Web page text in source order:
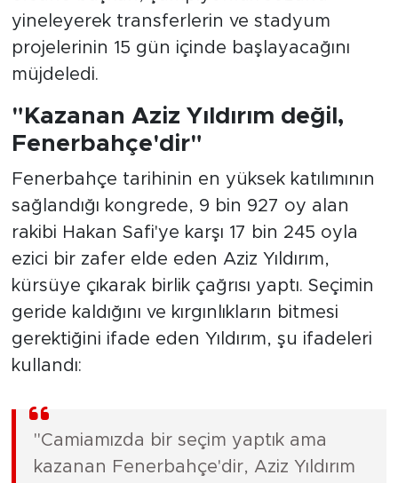
yineleyerek transferlerin ve stadyum
projelerinin 15 gün içinde başlayacağını
müjdeledi.
"Kazanan Aziz Yıldırım değil,
Fenerbahçe'dir"
Fenerbahçe tarihinin en yüksek katılımının
sağlandığı kongrede, 9 bin 927 oy alan
rakibi Hakan Safi'ye karşı 17 bin 245 oyla
ezici bir zafer elde eden Aziz Yıldırım,
kürsüye çıkarak birlik çağrısı yaptı. Seçimin
geride kaldığını ve kırgınlıkların bitmesi
gerektiğini ifade eden Yıldırım, şu ifadeleri
kullandı:
"Camiamızda bir seçim yaptık ama
kazanan Fenerbahçe'dir, Aziz Yıldırım